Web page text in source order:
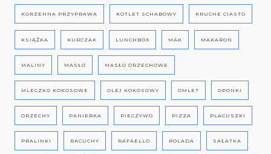
KORZENNA PRZYPRAWA KOTLET SCHABOWY KRUCHE CIASTO
KSIĄŻKA KURCZAK LUNCHBOX MAK MAKARON
MALINY MASŁO MASŁO ORZECHOWE
MLECZKO KOKOSOWE OLEJ KOKOSOWY OMLET OPONKI
ORZECHY PANIERKA PIECZYWO PIZZA PLACUSZKI
PRALINKI RACUCHY RAFAELLO ROLADA SAŁATKA